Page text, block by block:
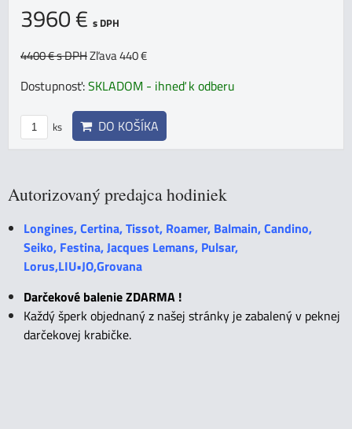
3960 € s DPH
4400 €s DPHZľava 440 €
Dostupnosť:SKLADOM - ihneď k odberu
ks DO KOŠÍKA
Autorizovaný predajca hodiniek
Longines, Certina, Tissot, Roamer, Balmain, Candino,
Seiko, Festina, Jacques Lemans, Pulsar,
Lorus,LIU•JO,Grovana
Darčekové balenie ZDARMA !
Každý šperk objednaný z našej stránky je zabalený v peknej
darčekovej krabičke.